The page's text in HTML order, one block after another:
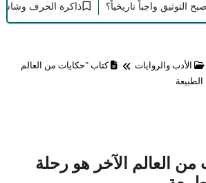
واجباً تاريخياً؟ ذاكرة الحرف وشاشات
الأدب والروايات
كتاب "حكايات من العالم
العالم الآخر هو رحلة